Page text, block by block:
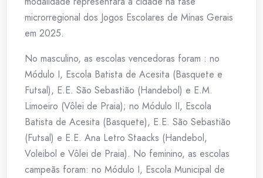
microrregional dos Jogos Escolares de Minas Gerais
em 2025.
No masculino, as escolas vencedoras foram : no
Módulo I, Escola Batista de Acesita (Basquete e
Futsal), E.E. São Sebastião (Handebol) e E.M.
Limoeiro (Vôlei de Praia); no Módulo II, Escola
Batista de Acesita (Basquete), E.E. São Sebastião
(Futsal) e E.E. Ana Letro Staacks (Handebol,
Voleibol e Vôlei de Praia). No feminino, as escolas
campeãs foram: no Módulo I, Escola Municipal de